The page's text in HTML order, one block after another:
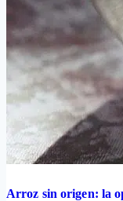
Arroz sin origen: la